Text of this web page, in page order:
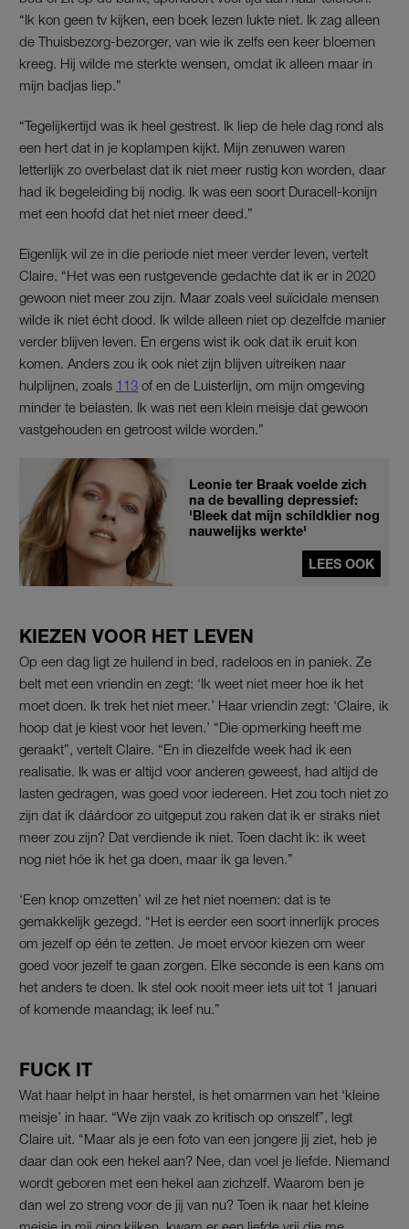
“Ik kon geen tv kijken, een boek lezen lukte niet. Ik zag alleen
de Thuisbezorg-bezorger, van wie ik zelfs een keer bloemen
kreeg. Hij wilde me sterkte wensen, omdat ik alleen maar in
mijn badjas liep.”
“Tegelijkertijd was ik heel gestrest. Ik liep de hele dag rond als
een hert dat in je koplampen kijkt. Mijn zenuwen waren
letterlijk zo overbelast dat ik niet meer rustig kon worden, daar
had ik begeleiding bij nodig. Ik was een soort Duracell-konijn
met een hoofd dat het niet meer deed.”
Eigenlijk wil ze in die periode niet meer verder leven, vertelt
Claire. “Het was een rustgevende gedachte dat ik er in 2020
gewoon niet meer zou zijn. Maar zoals veel suïcidale mensen
wilde ik niet écht dood. Ik wilde alleen niet op dezelfde manier
verder blijven leven. En ergens wist ik ook dat ik eruit kon
komen. Anders zou ik ook niet zijn blijven uitreiken naar
hulplijnen, zoals 113 of en de Luisterlijn, om mijn omgeving
minder te belasten. Ik was net een klein meisje dat gewoon
vastgehouden en getroost wilde worden.”
Leonie ter Braak voelde zich
na de bevalling depressief:
'Bleek dat mijn schildklier nog
nauwelijks werkte'
LEES OOK
KIEZEN VOOR HET LEVEN
Op een dag ligt ze huilend in bed, radeloos en in paniek. Ze
belt met een vriendin en zegt: ‘Ik weet niet meer hoe ik het
moet doen. Ik trek het niet meer.’ Haar vriendin zegt: ‘Claire, ik
hoop dat je kiest voor het leven.’ “Die opmerking heeft me
geraakt”, vertelt Claire. “En in diezelfde week had ik een
realisatie. Ik was er altijd voor anderen geweest, had altijd de
lasten gedragen, was goed voor iedereen. Het zou toch niet zo
zijn dat ik dáárdoor zo uitgeput zou raken dat ik er straks niet
meer zou zijn? Dat verdiende ik niet. Toen dacht ik: ik weet
nog niet hóe ik het ga doen, maar ik ga leven.”
‘Een knop omzetten’ wil ze het niet noemen: dat is te
gemakkelijk gezegd. “Het is eerder een soort innerlijk proces
om jezelf op één te zetten. Je moet ervoor kiezen om weer
goed voor jezelf te gaan zorgen. Elke seconde is een kans om
het anders te doen. Ik stel ook nooit meer iets uit tot 1 januari
of komende maandag; ik leef nu.”
FUCK IT
Wat haar helpt in haar herstel, is het omarmen van het ‘kleine
meisje’ in haar. “We zijn vaak zo kritisch op onszelf”, legt
Claire uit. “Maar als je een foto van een jongere jij ziet, heb je
daar dan ook een hekel aan? Nee, dan voel je liefde. Niemand
wordt geboren met een hekel aan zichzelf. Waarom ben je
dan wel zo streng voor de jij van nu? Toen ik naar het kleine